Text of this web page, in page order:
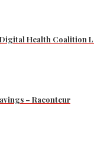
Health Coalition
– Raconteur